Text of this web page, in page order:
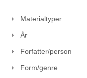
Materialtyper
År
Forfatter/person
Form/genre